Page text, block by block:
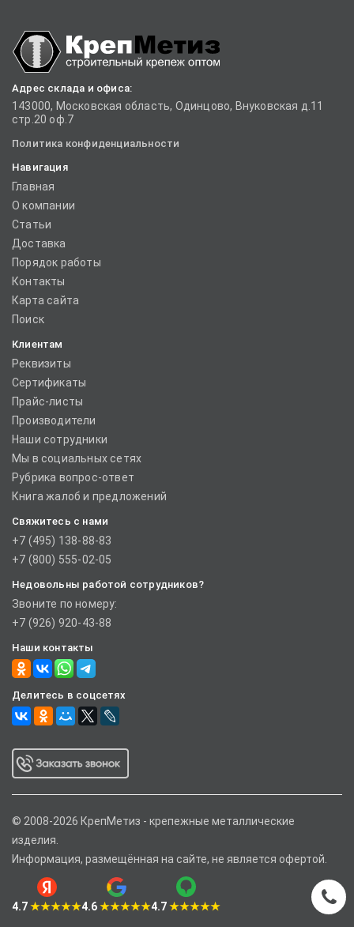
Адрес склада и офиса:
143000, Московская область, Одинцово, Внуковская д.11
стр.20 оф.7
Политика конфиденциальности
Навигация
Главная
О компании
Статьи
Доставка
Порядок работы
Контакты
Карта сайта
Поиск
Клиентам
Реквизиты
Сертификаты
Прайс-листы
Производители
Наши сотрудники
Мы в социальных сетях
Рубрика вопрос-ответ
Книга жалоб и предложений
Свяжитесь с нами
+7 (495) 138-88-83
+7 (800) 555-02-05
Недовольны работой сотрудников?
Звоните по номеру:
+7 (926) 920-43-88
Наши контакты
Делитесь в соцсетях
© 2008-2026 КрепМетиз - крепежные металлические
изделия.
Информация, размещённая на сайте, не является офертой.
4.7★★★★★4.6★★★★★4.7★★★★★